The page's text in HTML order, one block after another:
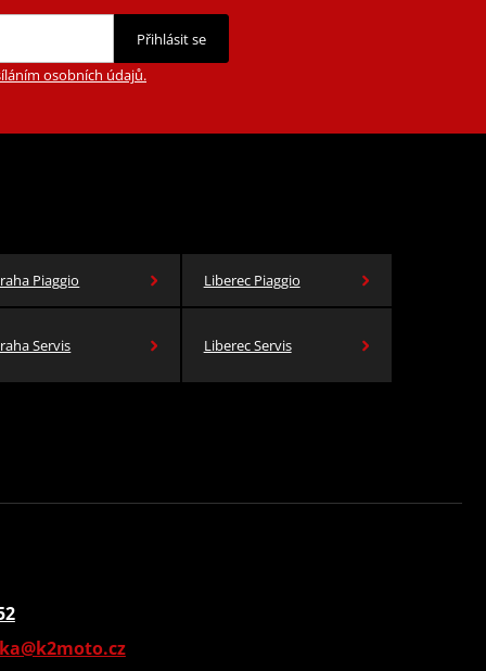
Přihlásit se
osobních údajů.
Piaggio Liberec Piaggio
Servis Liberec Servis